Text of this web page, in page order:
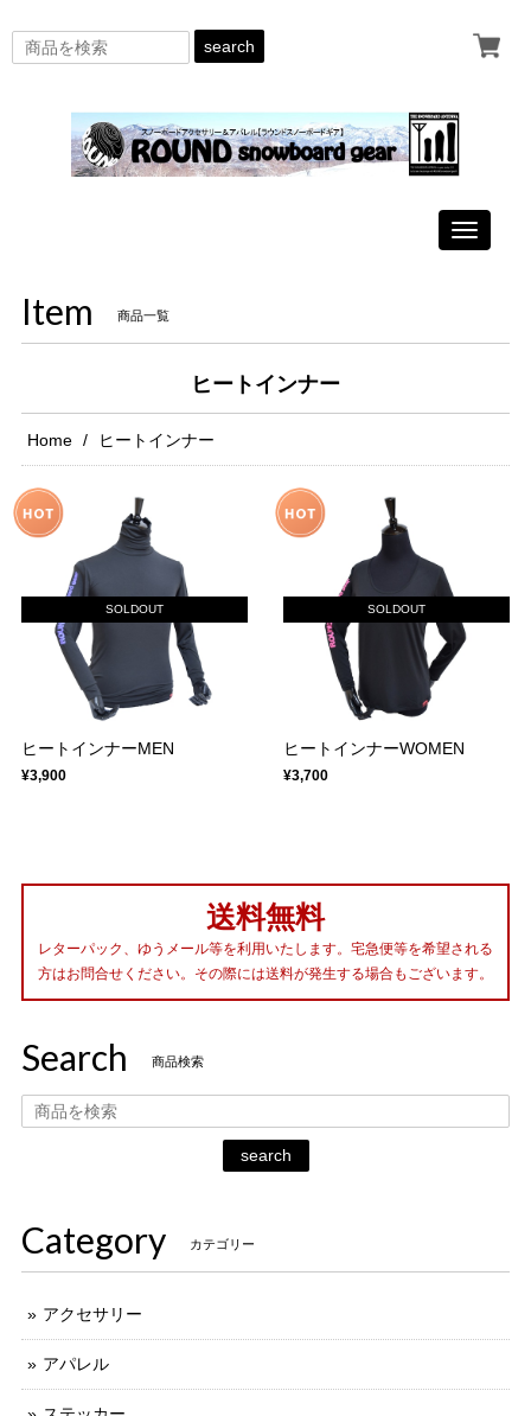
search
Toggle
Item 商品一覧
ヒートインナー
Home ヒートインナー
SOLDOUT
ヒートインナーMEN
¥3,900
SOLDOUT
ヒートインナーWOMEN
¥3,700
送料無料
レターパック、ゆうメール等を利用いたします。宅急便等を希望される
方はお問合せください。その際には送料が発生する場合もございます。
Search 商品検索
search
Category カテゴリー
アクセサリー
アパレル